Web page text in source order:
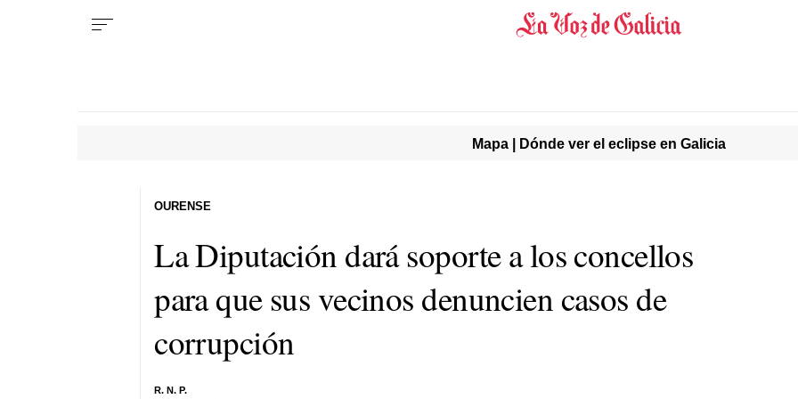
Mapa | Dónde ver el eclipse en Galicia
La Diputación dará soporte a los concellos
para que sus vecinos denuncien casos de
corrupción
R. N. P.
OURENSE